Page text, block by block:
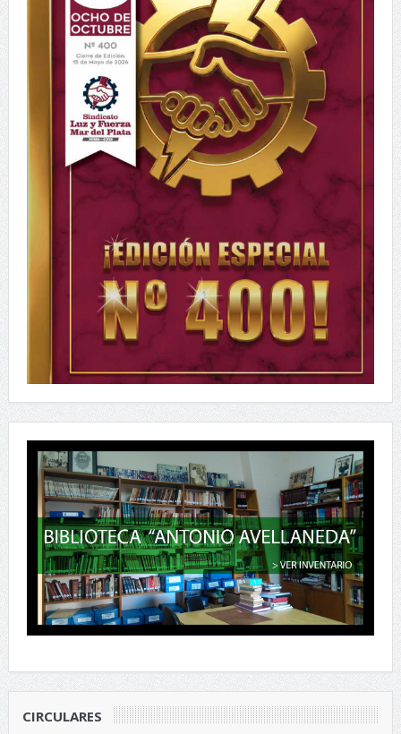
CIRCULARES